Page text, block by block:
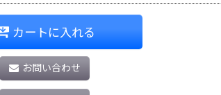
カートに入れる
お問い合わせ